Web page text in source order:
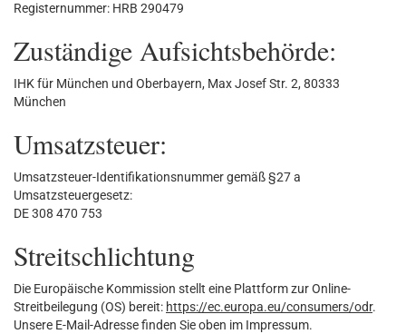
Registernummer: HRB 290479
Zuständige Aufsichtsbehörde:
IHK für München und Oberbayern, Max Josef Str. 2, 80333
München
Umsatzsteuer:
Umsatzsteuer-Identifikationsnummer gemäß §27 a
Umsatzsteuergesetz:
DE 308 470 753
Streitschlichtung
Die Europäische Kommission stellt eine Plattform zur Online-
Streitbeilegung (OS) bereit: https://ec.europa.eu/consumers/odr.
Unsere E-Mail-Adresse finden Sie oben im Impressum.